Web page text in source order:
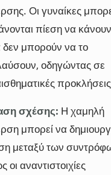
Οι γυναίκες
πίεση να
μπορούν να το
οδηγώντας σε
σχέσης: Η χαμηλή
μπορεί να
μεταξύ των
οι αναντιστοιχίες